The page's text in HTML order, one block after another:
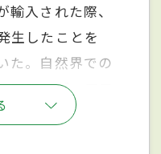
輸入された際、
生したことを
た。自然界での
不明だが、アフ
宿主ではないか